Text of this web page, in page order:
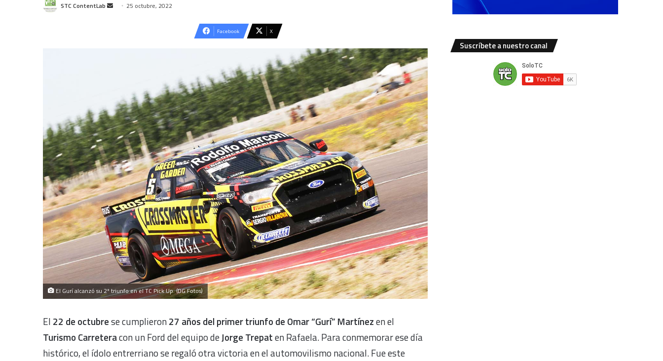
STC ContentLab
Send 25 octubre, 2022
Facebook X
El Gurí alcanzó su 2º triunfo en el TC Pick Up. (DG Fotos)
El 22 de octubrese cumplieron27 años del primer triunfo de Omar “Gurí” Martínezen el
Turismo Carreteracon un Ford del equipo deJorge Trepaten Rafaela. Para conmemorar ese día
histórico, el ídolo entrerriano se regaló otra victoria en el automovilismo nacional. Fue este
Suscríbete a nuestro canal